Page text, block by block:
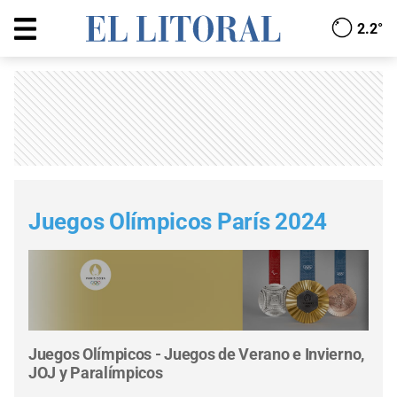
2.2°
Juegos Olímpicos París 2024
Juegos Olímpicos - Juegos de Verano e Invierno,
JOJ y Paralímpicos